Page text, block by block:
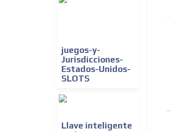
juegos-y-
Jurisdicciones-
Estados-Unidos-
SLOTS
Llave inteligente